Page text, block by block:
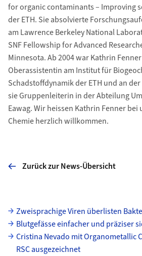
for organic contaminants – Improving
der ETH. Sie absolvierte
am Lawrence Berkeley National
SNF Fellowship for Advanced
Minnesota. Ab 2004 war Kathrin
Oberassistentin am Institut für
Schadstoffdynamik der ETH und an der
sie Gruppenleiterin in der Abteilung
Eawag. Wir heissen Kathrin Fenner
Chemie herzlich willkommen.
Zurück zur News-Übersicht
Unterseiten
Zweisprachige Viren überlisten
Blutgefässe einfacher und präziser
Cristina Nevado mit Organometallic
RSC ausgezeichnet